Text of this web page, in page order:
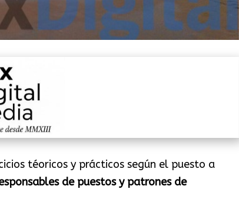
téoricos y prácticos según el puesto a
de puestos y patrones de